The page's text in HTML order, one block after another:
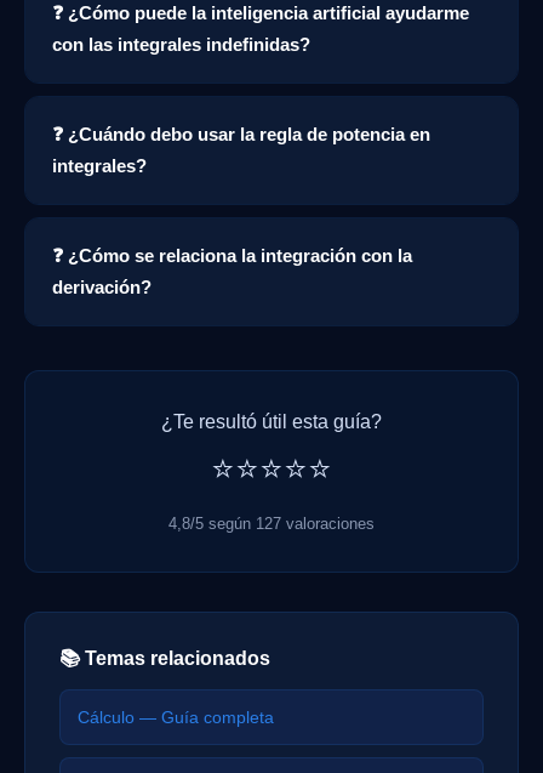
❓ ¿Cómo puede la inteligencia artificial ayudarme
con las integrales indefinidas?
❓ ¿Cuándo debo usar la regla de potencia en
integrales?
❓ ¿Cómo se relaciona la integración con la
derivación?
¿Te resultó útil esta guía?
⭐⭐⭐⭐⭐
4,8/5 según 127 valoraciones
📚 Temas relacionados
Cálculo — Guía completa